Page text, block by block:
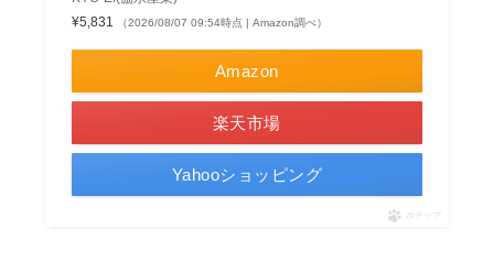
¥5,831
（2026/08/07 09:54時点 | Amazon調べ）
Amazon
楽天市場
Yahooショッピング
ポチップ